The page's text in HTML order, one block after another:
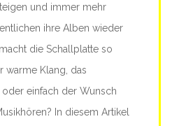
und immer mehr
ihre Alben wieder
die Schallplatte so
warme Klang, das
einfach der Wunsch
In diesem Artikel